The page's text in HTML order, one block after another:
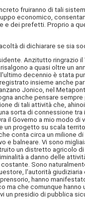
fruiranno di tali
economico,
dei prefetti. Proprio a
di dichiarare se sia
Anzitutto
a quasi oltre un
decennio è stata
insieme anche
Jonico, nel
anche pensare
di tali attività che,
sorta di connessione
il Governo a mio modo
un progetto su scala
conta circa un milione
e balneare. Vi sono
un distretto agricolo
a danno delle
Sono
l'autorità
hanno
ma che comunque
un presidio di pubblica